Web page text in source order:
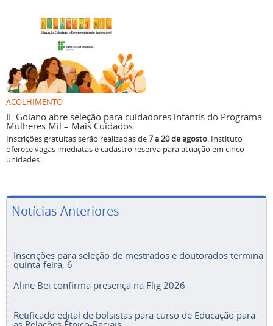
ACOLHIMENTO
IF Goiano abre seleção para cuidadores infantis do Programa
Mulheres Mil – Mais Cuidados
Inscrições gratuitas serão realizadas de7 a 20 de agosto. Instituto
oferece vagas imediatas e cadastro reserva para atuação em cinco
unidades.
Notícias Anteriores
Inscrições para seleção de mestrados e doutorados termina
quinta-feira, 6
Aline Bei confirma presença na Flig 2026
Retificado edital de bolsistas para curso de Educação para